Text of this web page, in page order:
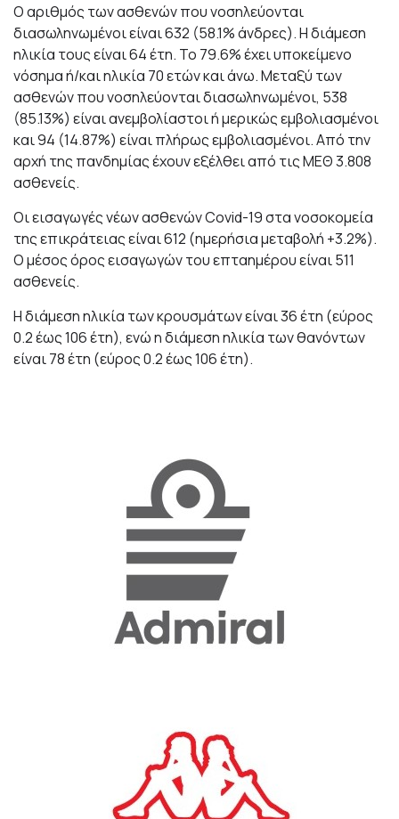
Ο αριθμός των ασθενών που νοσηλεύονται
διασωληνωμένοι είναι 632 (58.1% άνδρες). Η διάμεση
ηλικία τους είναι 64 έτη. To 79.6% έχει υποκείμενο
νόσημα ή/και ηλικία 70 ετών και άνω. Μεταξύ των
ασθενών που νοσηλεύονται διασωληνωμένοι, 538
(85.13%) είναι ανεμβολίαστοι ή μερικώς εμβολιασμένοι
και 94 (14.87%) είναι πλήρως εμβολιασμένοι. Από την
αρχή της πανδημίας έχουν εξέλθει από τις ΜΕΘ 3.808
ασθενείς.
Οι εισαγωγές νέων ασθενών Covid-19 στα νοσοκομεία
της επικράτειας είναι 612 (ημερήσια μεταβολή +3.2%).
Ο μέσος όρος εισαγωγών του επταημέρου είναι 511
ασθενείς.
Η διάμεση ηλικία των κρουσμάτων είναι 36 έτη (εύρος
0.2 έως 106 έτη), ενώ η διάμεση ηλικία των θανόντων
είναι 78 έτη (εύρος 0.2 έως 106 έτη).